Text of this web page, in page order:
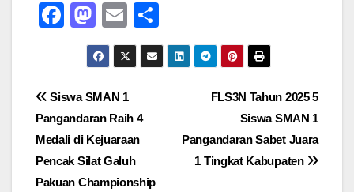
F
e
b
o
o
M
a
st
o
d
o
n
E
m
ail
h
ar
Post
navigation
FLS3N Tahun 2025 5
Siswa SMAN 1
Pangandaran Sabet Juara
1 Tingkat Kabupaten
Siswa SMAN 1
Pangandaran Raih 4
Medali di Kejuaraan
Pencak Silat Galuh
Pakuan Championship